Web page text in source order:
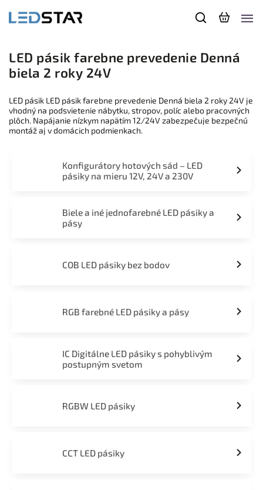
LED pásik farebne prevedenie Denná
biela 2 roky 24V
LED pásik LED pásik farebne prevedenie Denná biela 2 roky 24V je
vhodný na podsvietenie nábytku, stropov, políc alebo pracovných
plôch. Napájanie nízkym napätím 12/24V zabezpečuje bezpečnú
montáž aj v domácich podmienkach.
Konfigurátory hotových sád – LED
pásiky na mieru 12V, 24V a 230V
Biele a iné jednofarebné LED pásiky a
pásy
COB LED pásiky bez bodov
RGB farebné LED pásiky a pásy
IC Digitálne LED pásiky s pohyblivým
postupným svetom
RGBW LED pásiky
CCT LED pásiky